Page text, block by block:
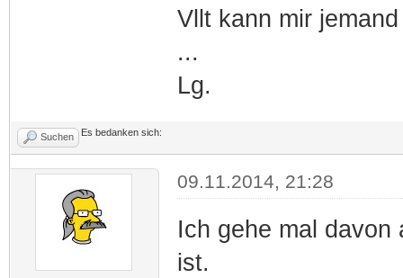
Vllt kann mir
...
Lg.
Suchen Es bedanken sich:
09.11.2014, 21:28
Ich gehe mal davon
ist.